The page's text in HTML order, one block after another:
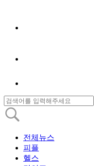
전체뉴스
피플
헬스